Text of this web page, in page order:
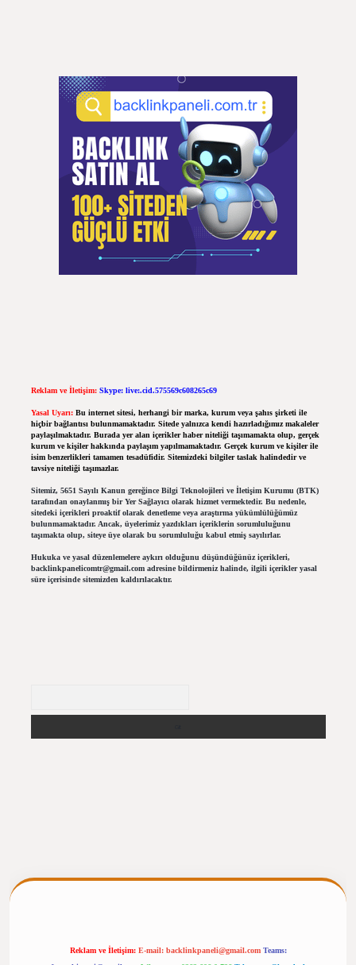
Reklam ve İletişim: Skype: live:.cid.575569c608265c69
Yasal Uyarı: Bu internet sitesi, herhangi bir marka, kurum veya şahıs şirketi ile
hiçbir bağlantısı bulunmamaktadır. Sitede yalnızca kendi hazırladığımız makaleler
paylaşılmaktadır. Burada yer alan içerikler haber niteliği taşımamakta olup, gerçek
kurum ve kişiler hakkında paylaşım yapılmamaktadır. Gerçek kurum ve kişiler ile
isim benzerlikleri tamamen tesadüfidir. Sitemizdeki bilgiler taslak halindedir ve
tavsiye niteliği taşımazlar.
Sitemiz, 5651 Sayılı Kanun gereğince Bilgi Teknolojileri ve İletişim Kurumu (BTK)
tarafından onaylanmış bir Yer Sağlayıcı olarak hizmet vermektedir. Bu nedenle,
sitedeki içerikleri proaktif olarak denetleme veya araştırma yükümlülüğümüz
bulunmamaktadır. Ancak, üyelerimiz yazdıkları içeriklerin sorumluluğunu
taşımakta olup, siteye üye olarak bu sorumluluğu kabul etmiş sayılırlar.
Hukuka ve yasal düzenlemelere aykırı olduğunu düşündüğünüz içerikleri,
backlinkpanelicomtr@gmail.comadresine bildirmeniz halinde, ilgili içerikler yasal
süre içerisinde sitemizden kaldırılacaktır.
Reklam ve İletişim: E-mail: backlinkpaneli@gmail.com Teams: